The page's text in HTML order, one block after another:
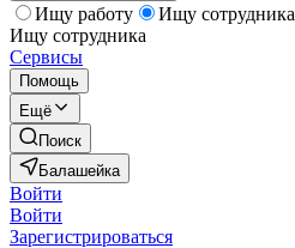
Ищу работу
Ищу сотрудника
Ищу сотрудника
Сервисы
Помощь
Ещё
Поиск
Балашейка
Войти
Войти
Зарегистрироваться